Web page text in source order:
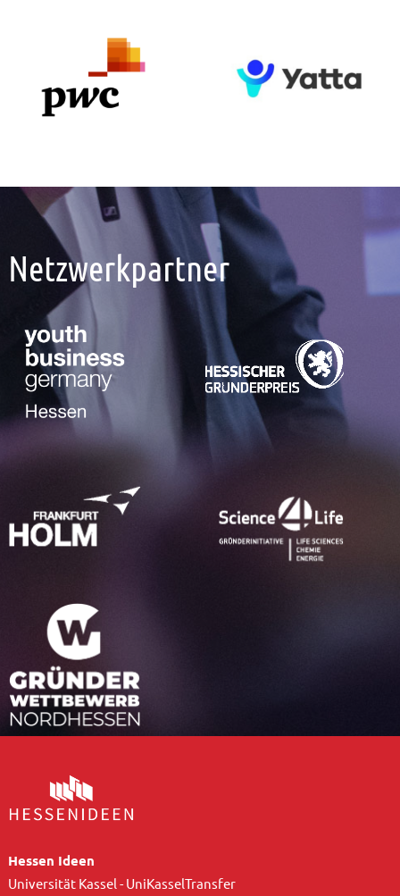
Netzwerkpartner
Hessen Ideen
Universität Kassel - UniKasselTransfer